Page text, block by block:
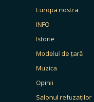
Europa nostra
INFO
Istorie
Modelul de țară
Muzica
Opinii
Salonul refuzaților